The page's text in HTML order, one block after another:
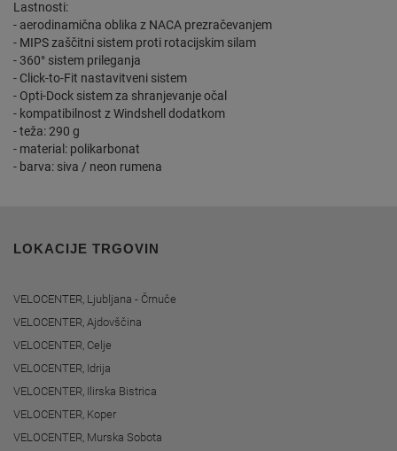
Lastnosti:
- aerodinamična oblika z NACA prezračevanjem
- MIPS zaščitni sistem proti rotacijskim silam
- 360° sistem prileganja
- Click-to-Fit nastavitveni sistem
- Opti-Dock sistem za shranjevanje očal
- kompatibilnost z Windshell dodatkom
- teža: 290 g
- material: polikarbonat
- barva: siva / neon rumena
LOKACIJE TRGOVIN
VELOCENTER, Ljubljana - Črnuče
VELOCENTER, Ajdovščina
VELOCENTER, Celje
VELOCENTER, Idrija
VELOCENTER, Ilirska Bistrica
VELOCENTER, Koper
VELOCENTER, Murska Sobota